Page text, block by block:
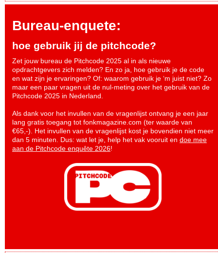
Bureau-enquete:
hoe gebruik jij de pitchcode?
Zet jouw bureau de Pitchcode 2025 al in als nieuwe
opdrachtgevers zich melden? En zo ja, hoe gebruik je de code
en wat zijn je ervaringen? Of: waarom gebruik je ‘m juist niet? Zo
maar een paar vragen uit de nul-meting over het gebruik van de
Pitchcode 2025 in Nederland.
Als dank voor het invullen van de vragenlijst ontvang je een jaar
lang gratis toegang tot fonkmagazine.com (ter waarde van
€65,-). Het invullen van de vragenlijst kost je bovendien niet meer
dan 5 minuten. Dus: wat let je, help het vak vooruit en doe mee
aan de Pitchcode enquête 2026!